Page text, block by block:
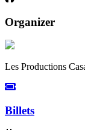
Organizer
Les Productions
Billets